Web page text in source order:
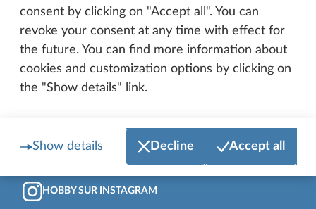
consent by clicking on "Accept all". You can
revoke your consent at any time with effect for
the future. You can find more information about
cookies and customization options by clicking on
the "Show details" link.
Show details Decline Accept all
Vers le haut de la page
HOBBY SUR FACEBOOK
BEACHY SUR FACEBOOK
HOBBY SUR INSTAGRAM